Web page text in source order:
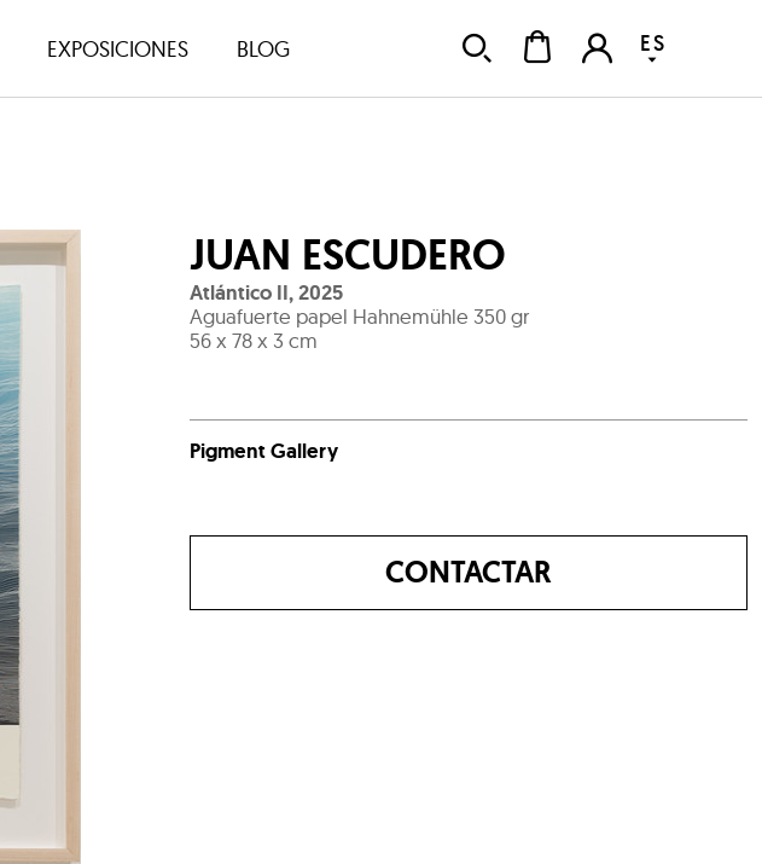
EXPOSICIONES BLOG ES
JUAN ESCUDERO
Atlántico II,2025
Aguafuerte papel Hahnemühle 350 gr
56 x 78 x 3 cm
Pigment Gallery
CONTACTAR